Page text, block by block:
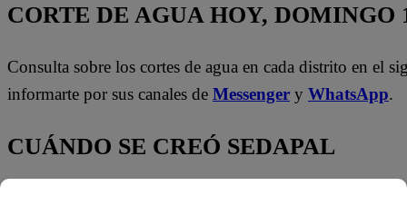
CORTE DE AGUA HOY, DOMINGO
Consulta sobre los cortes de agua en cada distrito en el
informarte por sus canales de Messenger y WhatsApp.
CUÁNDO SE CREÓ SEDAPAL